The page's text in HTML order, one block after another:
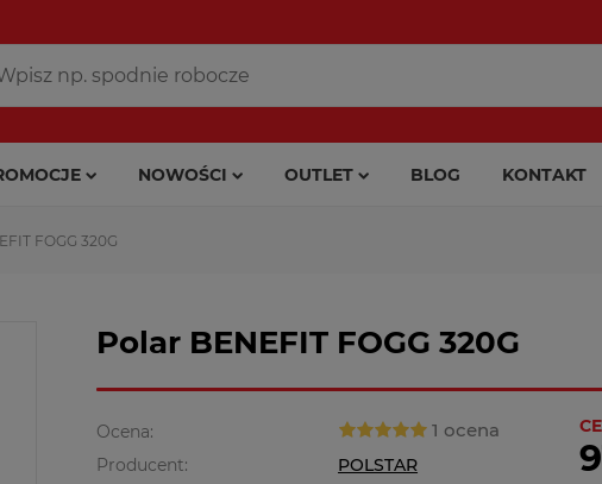
NOWOŚCI OUTLET BLOG KONTAKT
FOGG 320G
Polar BENEFIT FOGG 320G
Ocena: 1 ocena
Producent:
POLSTAR